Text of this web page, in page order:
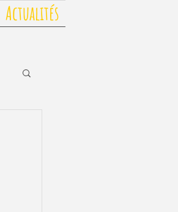
Actualités